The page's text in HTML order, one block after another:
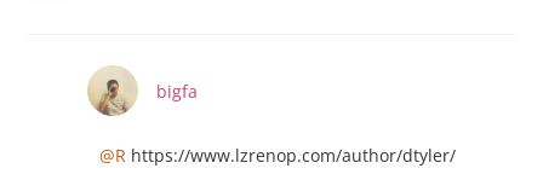
bigfa
@R https://www.lzrenop.com/author/dtyler/